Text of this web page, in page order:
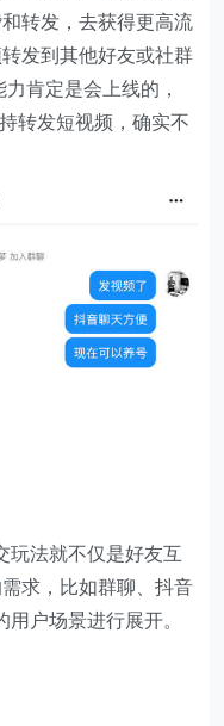
转发，去获得更高流
发到其他好友或社群
肯定是会上线的，
转发短视频，确实不
玩法就不仅是好友互
求，比如群聊、抖音
户场景进行展开。